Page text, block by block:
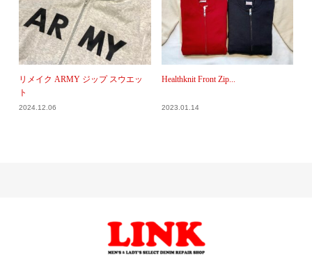
リメイク ARMY ジップ スウエッ
ト
2024.12.06
Healthknit Front Zip...
2023.01.14